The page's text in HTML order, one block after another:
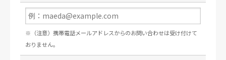
※（注意）携帯電話メールアドレスからのお問い合わせは受け付けて
おりません。